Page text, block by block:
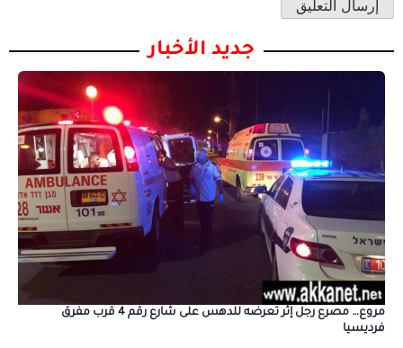
جديد الأخبار
مروع… مصرع رجل إثر تعرضه للدهس على شارع رقم 4 قرب مفرق
فرديسيا